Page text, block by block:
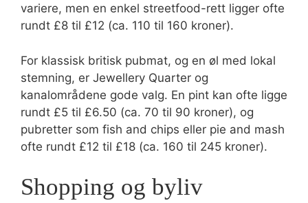
variere, men en enkel streetfood-rett ligger ofte
rundt £8 til £12 (ca. 110 til 160 kroner).
For klassisk britisk pubmat, og en øl med lokal
stemning, er Jewellery Quarter og
kanalområdene gode valg. En pint kan ofte ligge
rundt £5 til £6.50 (ca. 70 til 90 kroner), og
pubretter som fish and chips eller pie and mash
ofte rundt £12 til £18 (ca. 160 til 245 kroner).
Shopping og byliv